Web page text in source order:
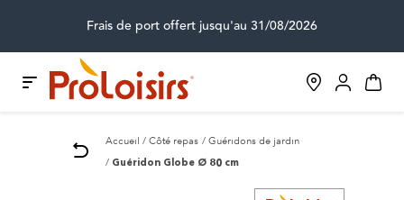
Frais de port offert jusqu'au 31/08/2026
Accueil Côté repas Guéridons de jardin
Guéridon Globe Ø 80 cm